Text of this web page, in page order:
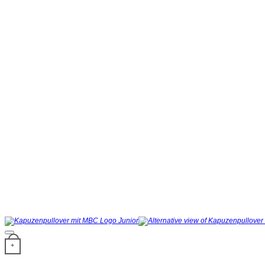
+
Dieses Produkt weist mehrere Varianten auf. Die Optionen können auf der